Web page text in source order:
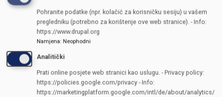
KONTAKTI
SKUPŠTINA
Pohranite podatke (npr. kolačić za korisničku sesiju) u vašem
pregledniku (potrebno za korištenje ove web stranice). - Info:
https://www.drupal.org
Namjena: Neophodni
Analitički
Prati online posjete web stranici kao uslugu. - Privacy policy:
https://policies.google.com/privacy - Info:
https://marketingplatform.google.com/intl/de/about/analytics/